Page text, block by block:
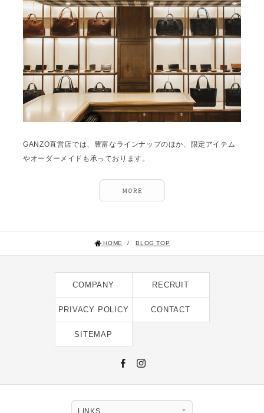
GANZO直営店では、豊富なラインナップのほか、限定アイテム
やオーダーメイドも承っております。
HOME / BLOG TOP
COMPANY RECRUIT
PRIVACY POLICY CONTACT
SITEMAP
LINKS